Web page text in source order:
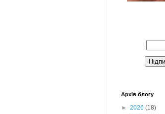
Архів блогу
► 2026 (18)